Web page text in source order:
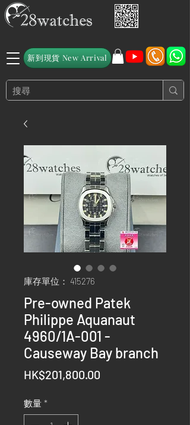
新到現貨 New Arrival
庫存單位： 415276
Pre-owned Patek
Philippe Aquanaut
4960/1A-001 -
Causeway Bay branch
HK$201,800.00
數量 *